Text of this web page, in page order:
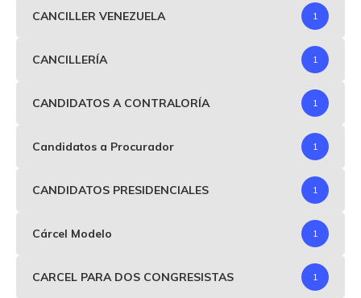
CANCILLER VENEZUELA 1
CANCILLERÍA 1
CANDIDATOS A CONTRALORÍA 1
Candidatos a Procurador 1
CANDIDATOS PRESIDENCIALES 1
Cárcel Modelo 1
CARCEL PARA DOS CONGRESISTAS 1